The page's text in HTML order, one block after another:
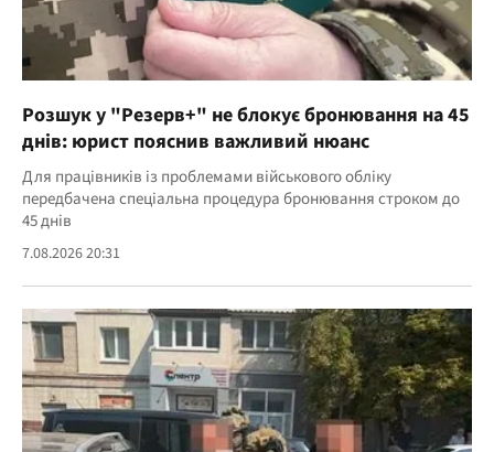
Розшук у "Резерв+" не блокує бронювання на 45
днів: юрист пояснив важливий нюанс
Для працівників із проблемами військового обліку
передбачена спеціальна процедура бронювання строком до
45 днів
7.08.2026 20:31